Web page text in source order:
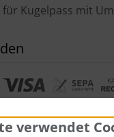
Kugelpass mit
verwendet